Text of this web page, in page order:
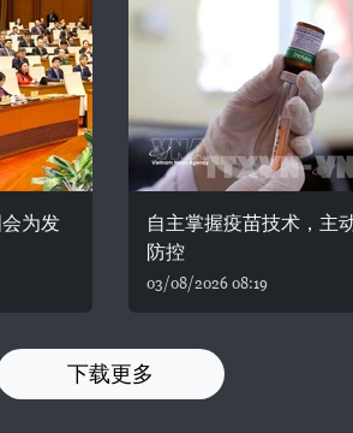
为发
自主掌握疫苗技术，主
防控
03/08/2026 08:19
下载更多